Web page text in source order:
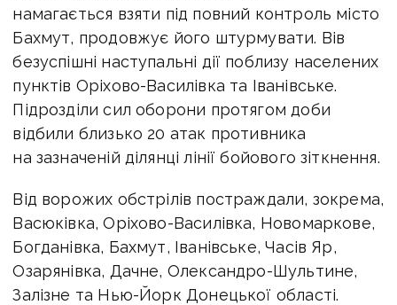
намагається взяти під повний контроль місто
Бахмут, продовжує його штурмувати. Вів
безуспішні наступальні дії поблизу населених
пунктів Оріхово-Василівка та Іванівське.
Підрозділи сил оборони протягом доби
відбили близько 20 атак противника
на зазначеній ділянці лінії бойового зіткнення.
Від ворожих обстрілів постраждали, зокрема,
Васюківка, Оріхово-Василівка, Новомаркове,
Богданівка, Бахмут, Іванівське, Часів Яр,
Озарянівка, Дачне, Олександро-Шультине,
Залізне та Нью-Йорк Донецької області.